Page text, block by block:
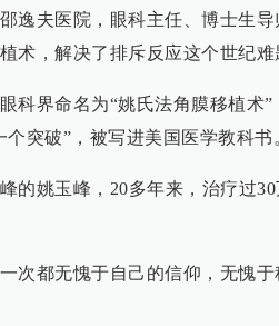
逸夫医院，眼科主任、博士生
术，解决了排斥反应这个世纪难
科界命名为“姚氏法角膜移植术
突破”，被写进美国医学教科书
的姚玉峰，20多年来，治疗过
次都无愧于自己的信仰，无愧